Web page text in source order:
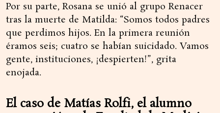
Por su parte, Rosana se unió al grupo Renacer
tras la muerte de Matilda: “Somos todos padres
que perdimos hijos. En la primera reunión
éramos seis; cuatro se habían suicidado. Vamos
gente, instituciones, ¡despierten!”, grita
enojada.
El caso de Matías Rolfi, el alumno